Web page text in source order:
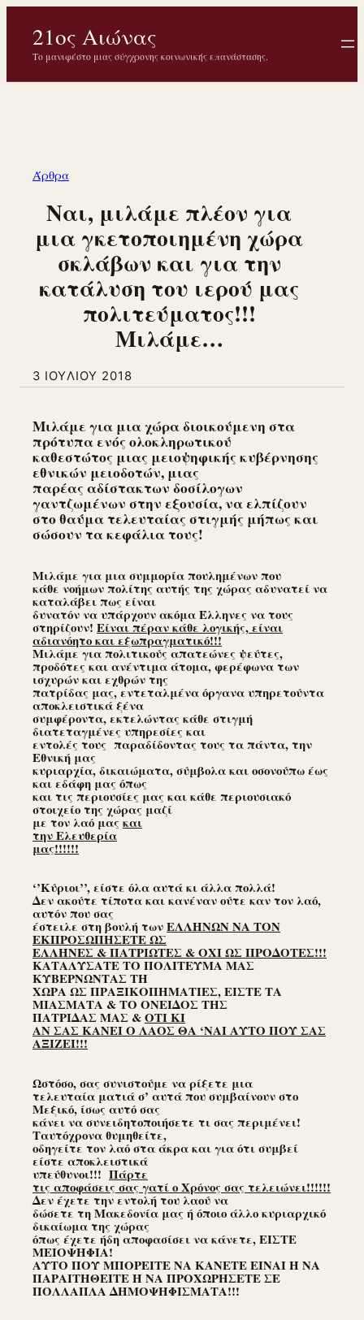
περιεχόμενο
21ος Αιώνας
Το μανιφέστο μιας σύγχρονης κοινωνικής επανάστασης.
Άρθρα
Ναι, μιλάμε πλέον για
μια γκετοποιημένη χώρα
σκλάβων και για την
κατάλυση του ιερού μας
πολιτεύματος!!!
Μιλάμε…
3 ΙΟΥΛΊΟΥ 2018
Μιλάμε για μια χώρα διοικούμενη στα
πρότυπα ενός ολοκληρωτικού
καθεστώτος μιας μειοψηφικής κυβέρνησης
εθνικών μειοδοτών, μιας
παρέας αδίστακτων δοσίλογων
γαντζωμένων στην εξουσία, να ελπίζουν
στο θαύμα τελευταίας στιγμής μήπως και
σώσουν τα κεφάλια τους!
Μιλάμε για μια συμμορία πουλημένων που
κάθε νοήμων πολίτης αυτής της χώρας αδυνατεί να
καταλάβει πως είναι
δυνατόν να υπάρχουν ακόμα Έλληνες να τους
στηρίζουν! Είναι πέραν κάθε λογικής, είναι
αδιανόητο και εξωπραγματικό!!!
Μιλάμε για πολιτικούς απατεώνες ψεύτες,
προδότες και ανέντιμα άτομα, φερέφωνα των
ισχυρών και εχθρών της
πατρίδας μας, εντεταλμένα όργανα υπηρετούντα
αποκλειστικά ξένα
συμφέροντα, εκτελώντας κάθε στιγμή
διατεταγμένες υπηρεσίες και
εντολές τους παραδίδοντας τους τα πάντα, την
Εθνική μας
κυριαρχία, δικαιώματα, σύμβολα και οσονούπω έως
και εδάφη μας όπως
και τις περιουσίες μας και κάθε περιουσιακό
στοιχείο της χώρας μαζί
με τον λαό μαςκαι
την Ελευθερία
μας!!!!!!
‘’Κύριοι’’, είστε όλα αυτά κι άλλα πολλά!
Δεν ακούτε τίποτα και κανέναν ούτε καν τον λαό,
αυτόν που σας
έστειλε στη βουλή τωνΕΛΛΗΝΩΝ ΝΑ ΤΟΝ
ΕΚΠΡΟΣΩΠΗΣΕΤΕ ΩΣ
ΕΛΛΗΝΕΣ & ΠΑΤΡΙΩΤΕΣ & ΟΧΙ ΩΣ ΠΡΟΔΟΤΕΣ!!!
ΚΑΤΑΛΥΣΑΤΕ ΤΟ ΠΟΛΙΤΕΥΜΑ ΜΑΣ
ΚΥΒΕΡΝΩΝΤΑΣ ΤΗ
ΧΩΡΑ ΩΣ ΠΡΑΞΙΚΟΠΗΜΑΤΙΕΣ, ΕΙΣΤΕ ΤΑ
ΜΙΑΣΜΑΤΑ & ΤΟ ΟΝΕΙΔΟΣ ΤΗΣ
ΠΑΤΡΙΔΑΣ ΜΑΣ &ΟΤΙ ΚΙ
ΑΝ ΣΑΣ ΚΑΝΕΙ Ο ΛΑΟΣ ΘΑ ‘ΝΑΙ ΑΥΤΟ ΠΟΥ ΣΑΣ
ΑΞΙΖΕΙ!!!
Ωστόσο, σας συνιστούμε να ρίξετε μια
τελευταία ματιά σ’ αυτά που συμβαίνουν στο
Μεξικό, ίσως αυτό σας
κάνει να συνειδητοποιήσετε τι σας περιμένει!
Ταυτόχρονα θυμηθείτε,
οδηγείτε τον λαό στα άκρα και για ότι συμβεί
είστε αποκλειστικά
υπεύθυνοι!!! Πάρτε
τις αποφάσεις σας γατί ο Χρόνος σας τελειώνει!!!!!!
Δεν έχετε την εντολή του λαού να
δώσετε τη Μακεδονία μας ή όποιο άλλο κυριαρχικό
δικαίωμα της χώρας
όπως έχετε ήδη αποφασίσει να κάνετε, ΕΙΣΤΕ
ΜΕΙΟΨΗΦΙΑ!
ΑΥΤΟ ΠΟΥ ΜΠΟΡΕΙΤΕ ΝΑ ΚΑΝΕΤΕ ΕΙΝΑΙ Ή ΝΑ
ΠΑΡΑΙΤΗΘΕΙΤΕ Ή ΝΑ ΠΡΟΧΩΡΗΣΕΤΕ ΣΕ
ΠΟΛΛΑΠΛΑ ΔΗΜΟΨΗΦΙΣΜΑΤΑ!!!